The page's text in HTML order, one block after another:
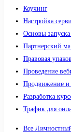
Коучинг
Настройка
Основы
Партнерский
Правовая
Проведение
Продвижение и
Разработка
Трафик для
Все